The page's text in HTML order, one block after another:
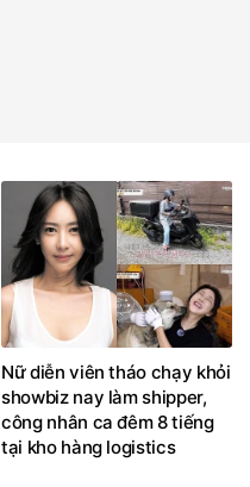
Nữ diễn viên tháo chạy khỏi
showbiz nay làm shipper,
công nhân ca đêm 8 tiếng
tại kho hàng logistics